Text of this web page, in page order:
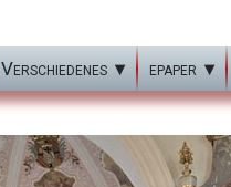
Verschiedenes epaper